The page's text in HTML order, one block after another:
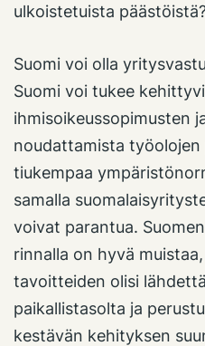
ulkoistetuista
Suomi voi olla
Suomi voi tukee
ihmisoikeussopimusten
noudattamista työolojen
tiukempaa
samalla
voivat parantua.
rinnalla on hyvä
tavoitteiden olisi
paikallistasolta ja
kestävän kehityksen